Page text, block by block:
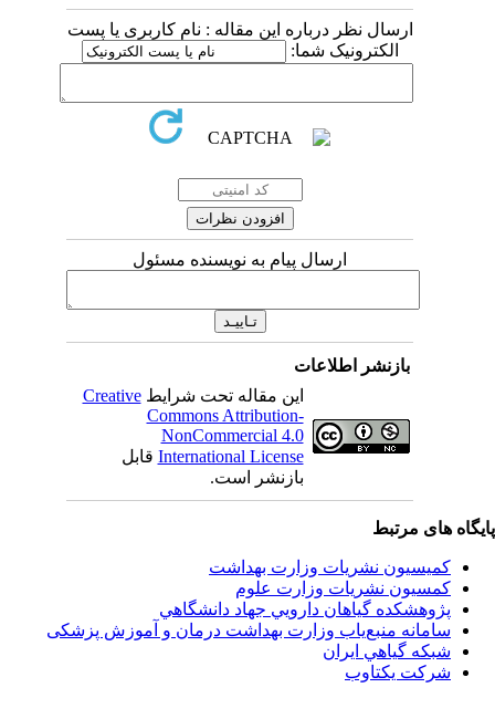
ارسال نظر درباره این مقاله : نام کاربری یا پست
الکترونیک شما:
ارسال پیام به نویسنده مسئول
بازنشر اطلاعات
این مقاله تحت شرایط Creative
Commons Attribution-
NonCommercial 4.0
International Licenseقابل
بازنشر است.
های مرتبط
کمیسیون نشریات وزارت بهداشت
کمسیون نشریات وزارت علوم
پژوهشكده گياهان دارويي جهاد دانشگاهي
سامانه منبع‌ياب وزارت بهداشت درمان و آموزش پزشکی
شبكه گياهي ايران
شرکت یکتاوب